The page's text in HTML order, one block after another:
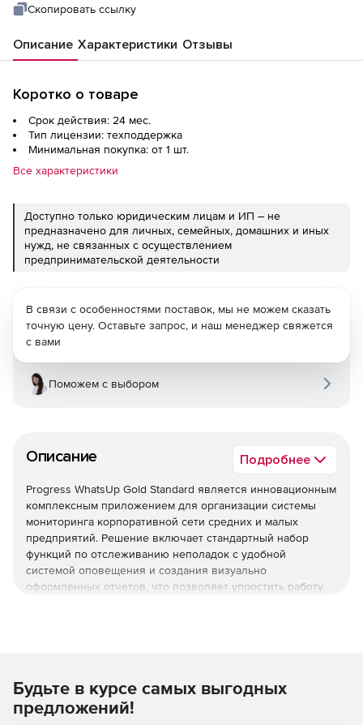
Скопировать ссылку
Описание Характеристики Отзывы
Коротко о товаре
Срок действия: 24 мес.
Тип лицензии: техподдержка
Минимальная покупка: от 1 шт.
Все характеристики
Доступно только юридическим лицам и ИП – не
предназначено для личных, семейных, домашних и иных
нужд, не связанных с осуществлением
предпринимательской деятельности
Описание Подробнее
Progress WhatsUp Gold Standard является инновационным
комплексным приложением для организации системы
мониторинга корпоративной сети средних и малых
предприятий. Решение включает стандартный набор
функций по отслеживанию неполадок с удобной
системой оповещения и создания визуально
оформленных отчетов, что позволяет упростить работу
Автоматическое обнаружение и картография
В связи с особенностями поставок, мы не можем сказать
точную цену. Оставьте запрос, и наш менеджер свяжется
с вами
Поможем с выбором
Будьте в курсе самых выгодных
предложений!